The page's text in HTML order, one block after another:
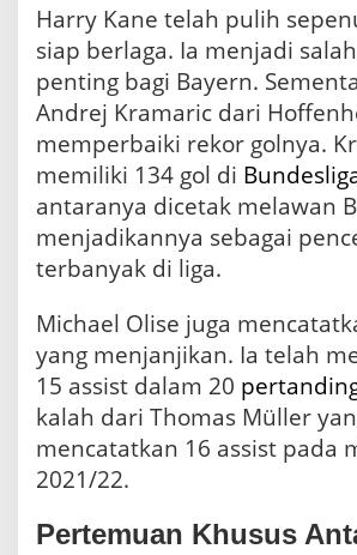
Harry Kane telah pulih
siap berlaga. Ia menjadi
penting bagi Bayern.
Andrej Kramaric dari
memperbaiki rekor golnya.
memiliki 134 gol di
antaranya dicetak melawan
menjadikannya sebagai
terbanyak di liga.
Michael Olise juga
yang menjanjikan. Ia telah
15 assist dalam 20
kalah dari Thomas Müller
mencatatkan 16 assist pada
2021/22.
Pertemuan Khusus